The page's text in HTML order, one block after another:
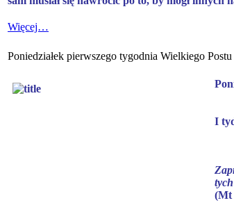
Więcej…
Poniedziałek pierwszego tygodnia Wielkiego Postu
I
(Mt